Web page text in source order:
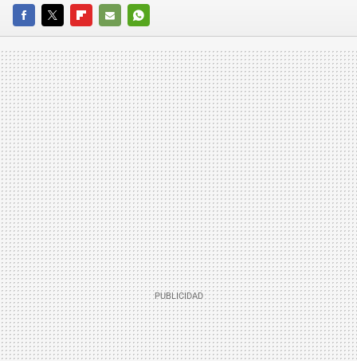
FACEBOOKTWITTERFLIPBOARD
E-
MAIL
WHATSAPP